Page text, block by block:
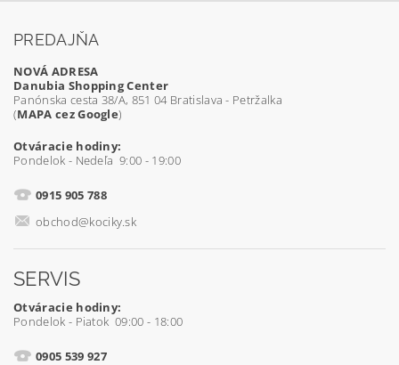
PREDAJŇA
NOVÁ ADRESA
Danubia Shopping Center
Panónska cesta 38/A, 851 04 Bratislava - Petržalka
(MAPA cez Google)
Otváracie hodiny:
Pondelok - Nedeľa 9:00 - 19:00
0915 905 788
obchod@kociky.sk
SERVIS
Otváracie hodiny:
Pondelok - Piatok 09:00 - 18:00
0905 539 927